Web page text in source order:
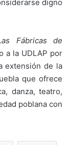
digno
Fábricas de
a la UDLAP por
extensión de la
que ofrece
danza, teatro,
poblana con